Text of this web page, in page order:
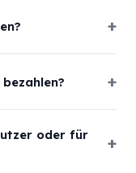
oder für